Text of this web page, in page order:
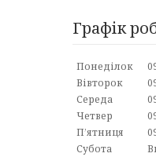
Графік
Понеділок
Вівторок
Середа
Четвер
Пʼятниця
Субота